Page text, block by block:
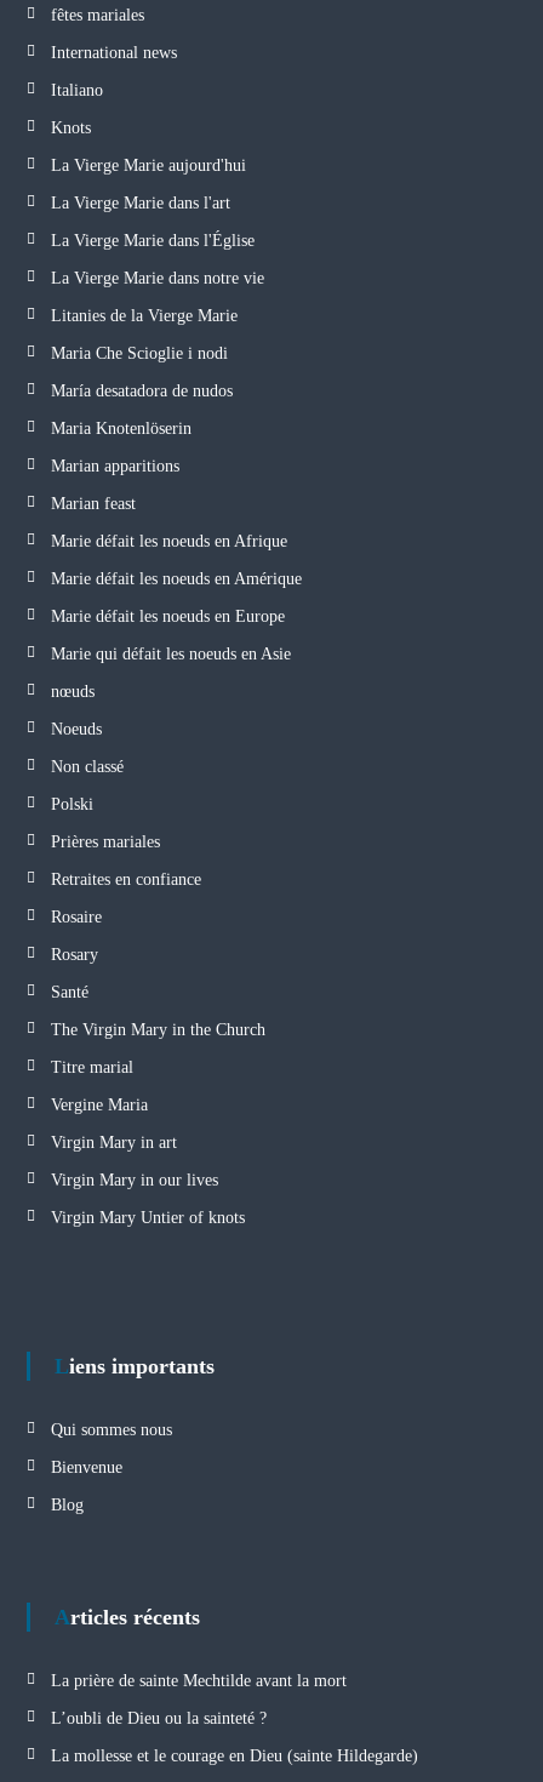
fêtes mariales
International news
Italiano
Knots
La Vierge Marie aujourd'hui
La Vierge Marie dans l'art
La Vierge Marie dans l'Église
La Vierge Marie dans notre vie
Litanies de la Vierge Marie
Maria Che Scioglie i nodi
María desatadora de nudos
Maria Knotenlöserin
Marian apparitions
Marian feast
Marie défait les noeuds en Afrique
Marie défait les noeuds en Amérique
Marie défait les noeuds en Europe
Marie qui défait les noeuds en Asie
nœuds
Noeuds
Non classé
Polski
Prières mariales
Retraites en confiance
Rosaire
Rosary
Santé
The Virgin Mary in the Church
Titre marial
Vergine Maria
Virgin Mary in art
Virgin Mary in our lives
Virgin Mary Untier of knots
Liens importants
Qui sommes nous
Bienvenue
Blog
Articles récents
La prière de sainte Mechtilde avant la mort
L’oubli de Dieu ou la sainteté ?
La mollesse et le courage en Dieu (sainte Hildegarde)